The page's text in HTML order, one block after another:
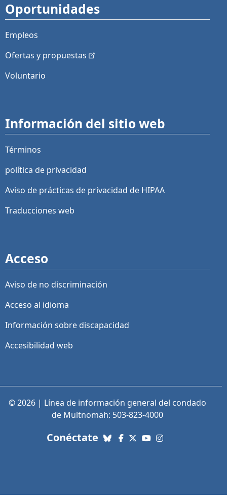
Oportunidades
Empleos
Ofertas y propuestas
Voluntario
Información del sitio web
Términos
política de privacidad
Aviso de prácticas de privacidad de HIPAA
Traducciones web
Acceso
Aviso de no discriminación
Acceso al idioma
Información sobre discapacidad
Accesibilidad web
© 2026 | Línea de información general del condado
de Multnomah: 503-823-4000
Conéctate con nosotros. Enlaces a
Bluesky
Facebook
X (Twitter)
YouTube
Instagram